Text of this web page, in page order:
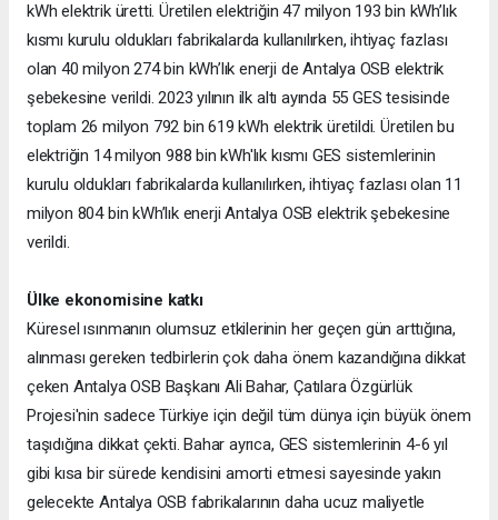
kWh elektrik üretti. Üretilen elektriğin 47 milyon 193 bin kWh’lık
kısmı kurulu oldukları fabrikalarda kullanılırken, ihtiyaç fazlası
olan 40 milyon 274 bin kWh’lık enerji de Antalya OSB elektrik
şebekesine verildi. 2023 yılının ilk altı ayında 55 GES tesisinde
toplam 26 milyon 792 bin 619 kWh elektrik üretildi. Üretilen bu
elektriğin 14 milyon 988 bin kWh'lık kısmı GES sistemlerinin
kurulu oldukları fabrikalarda kullanılırken, ihtiyaç fazlası olan 11
milyon 804 bin kWh’lık enerji Antalya OSB elektrik şebekesine
verildi.
Ülke ekonomisine katkı
Küresel ısınmanın olumsuz etkilerinin her geçen gün arttığına,
alınması gereken tedbirlerin çok daha önem kazandığına dikkat
çeken Antalya OSB Başkanı Ali Bahar, Çatılara Özgürlük
Projesi'nin sadece Türkiye için değil tüm dünya için büyük önem
taşıdığına dikkat çekti. Bahar ayrıca, GES sistemlerinin 4-6 yıl
gibi kısa bir sürede kendisini amorti etmesi sayesinde yakın
gelecekte Antalya OSB fabrikalarının daha ucuz maliyetle